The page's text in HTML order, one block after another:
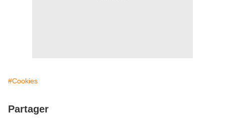
#Cookies
Partager